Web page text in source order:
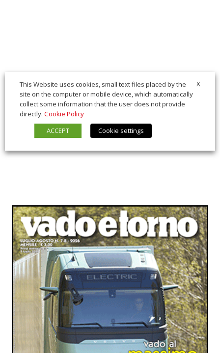
X
This Website uses cookies, small text files placed by the
site on the computer or mobile device, which automatically
collect some information that the user does not provide
directly. Cookie Policy
ACCEPT
Cookie settings